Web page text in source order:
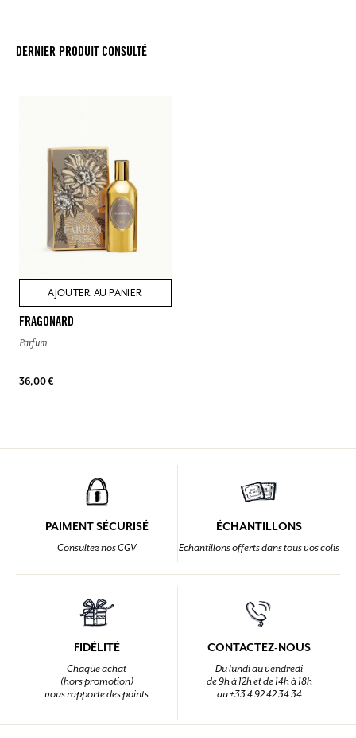
DERNIER PRODUIT CONSULTÉ
AJOUTER AU PANIER
FRAGONARD
Parfum
36,00 €
PAIMENT SÉCURISÉ
Consultez nos CGV
ÉCHANTILLONS
Echantillons offerts dans tous vos colis
FIDÉLITÉ
Chaque achat
(hors promotion)
vous rapporte des points
CONTACTEZ-NOUS
Du lundi au vendredi
de 9h à 12h et de 14h à 18h
au +33 4 92 42 34 34